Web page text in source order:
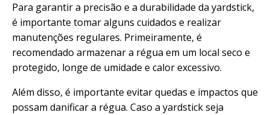
Para garantir a precisão e a durabilidade da yardstick,
é importante tomar alguns cuidados e realizar
manutenções regulares. Primeiramente, é
recomendado armazenar a régua em um local seco e
protegido, longe de umidade e calor excessivo.
Além disso, é importante evitar quedas e impactos que
possam danificar a régua. Caso a yardstick seja